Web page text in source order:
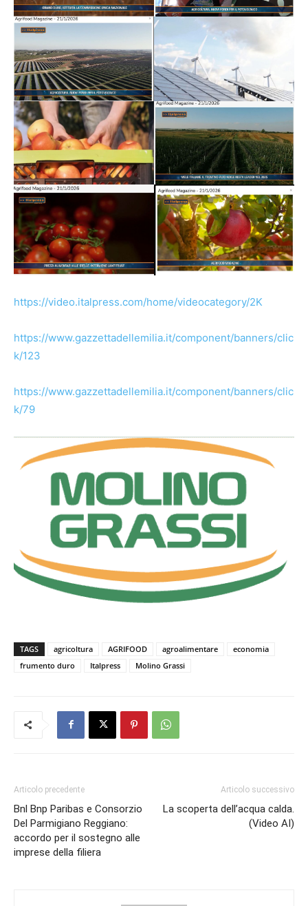
https://video.italpress.com/home/videocategory/2K
https://www.gazzettadellemilia.it/component/banners/clic
k/123
https://www.gazzettadellemilia.it/component/banners/clic
k/79
TAGS agricoltura AGRIFOOD agroalimentare
economia
frumento duro
Italpress Molino Grassi
Articolo precedente
Bnl Bnp Paribas e Consorzio
Del Parmigiano Reggiano:
accordo per il sostegno alle
imprese della filiera
Articolo successivo
La scoperta dell’acqua calda.
(Video AI)